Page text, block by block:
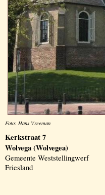
Foto: Hans Vreeman
Kerkstraat 7
Wolvega (Wolvegea)
Gemeente Weststellingwerf
Friesland